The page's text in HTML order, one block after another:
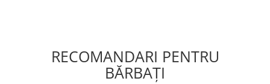
RECOMANDARI PENTRU
BĂRBAŢI